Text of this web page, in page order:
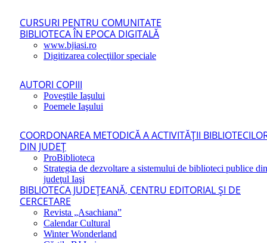
CURSURI PENTRU COMUNITATE
BIBLIOTECA ÎN EPOCA DIGITALĂ
www.bjiasi.ro
Digitizarea colecţiilor speciale
AUTORI COPIII
Poveştile Iaşului
Poemele Iaşului
COORDONAREA METODICĂ A ACTIVITĂŢII
DIN JUDEŢ
ProBiblioteca
Strategia de dezvoltare a sistemului de biblioteci publice din
judeţul Iaşi
BIBLIOTECA JUDEŢEANĂ, CENTRU EDITORIAL ŞI DE
CERCETARE
Revista „Asachiana”
Calendar Cultural
Winter Wonderland